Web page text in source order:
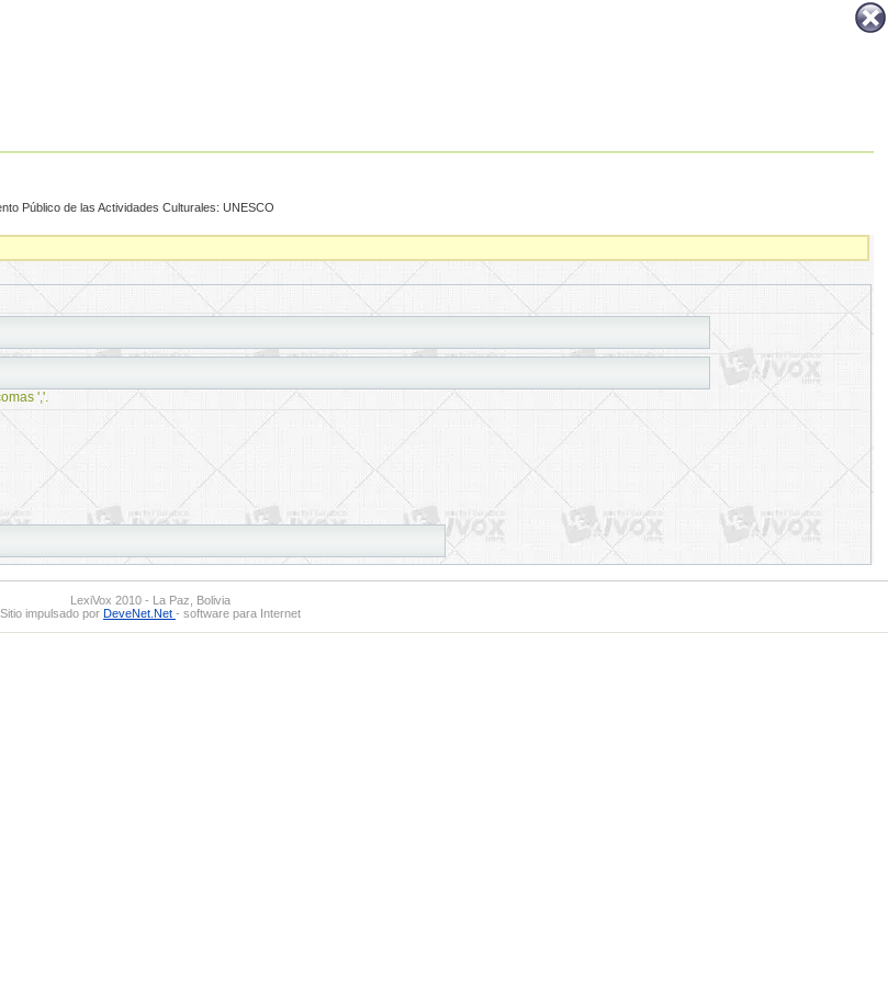
Público de las Actividades Culturales: UNESCO
','.
LexiVox 2010 - La Paz, Bolivia
Sitio impulsado por DeveNet.Net - software para Internet